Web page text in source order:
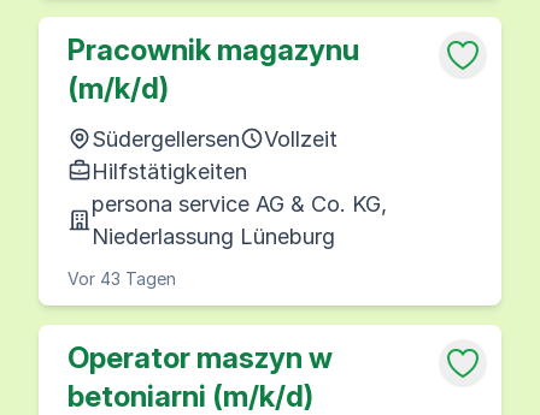
Pracownik magazynu
(m/k/d)
Südergellersen
Vollzeit
Hilfstätigkeiten
persona service AG & Co. KG,
Niederlassung Lüneburg
Vor 43 Tagen
Operator maszyn w
betoniarni (m/k/d)